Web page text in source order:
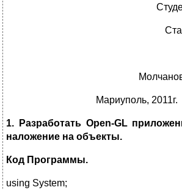
Мариуполь, 2011г.
1. Разработать Open-GL
наложение на объекты.
Код Программы.
using System;